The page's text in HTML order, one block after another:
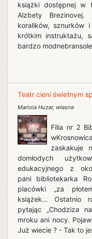
książki dostępnej w
Alzbety
koralików, sznurków
krótkim instruktażu,
bardzo
Teatr cieni świetnym
Mariola Huzar, własne
Filia nr 2
zaskakuje
domłodych
edukacyjnego z
pani bibliotekarka
placówki „za
książek… Ostatnio
pytając „Chodziza
mroku ani nocy.
Już wiecie ? - Tak to